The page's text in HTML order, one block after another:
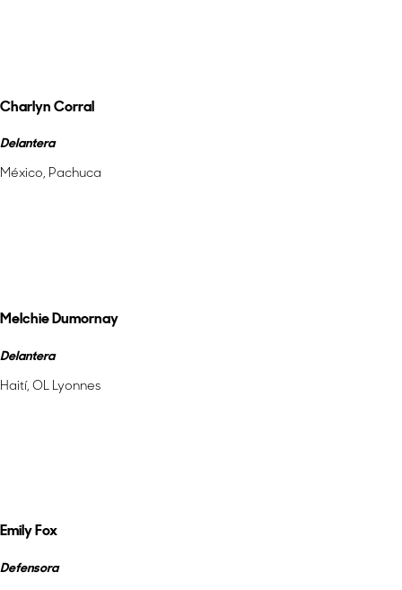
Charlyn Corral
Delantera
México, Pachuca
Melchie Dumornay
Delantera
Haití, OL Lyonnes
Emily Fox
Defensora